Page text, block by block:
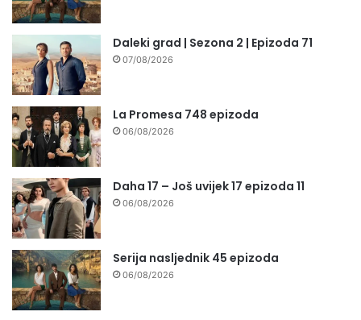
Daleki grad | Sezona 2 | Epizoda 71
07/08/2026
La Promesa 748 epizoda
06/08/2026
Daha 17 – Još uvijek 17 epizoda 11
06/08/2026
Serija nasljednik 45 epizoda
06/08/2026